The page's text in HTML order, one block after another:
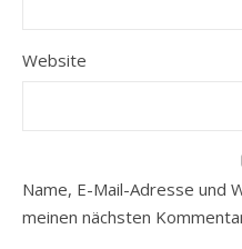
Website
Name, E-Mail-Adresse und
meinen nächsten